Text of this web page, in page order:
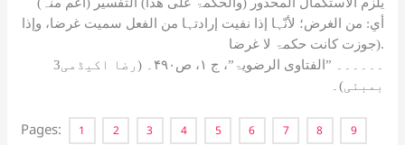
أي: من الغرض؛ لأنّہا إذا نفیت إرادتہا من الفعل سمیت غرضا، وإذا
جوزت کانت حکمۃ لا غرضا).
3۔۔۔۔۔۔ ”الفتاوی الرضویۃ”، ج ۱، ص۴۹۰۔ (رضا اکیڈمی
بمبئی)۔
Pages: 1 2 3 4 5 6 7 8 9